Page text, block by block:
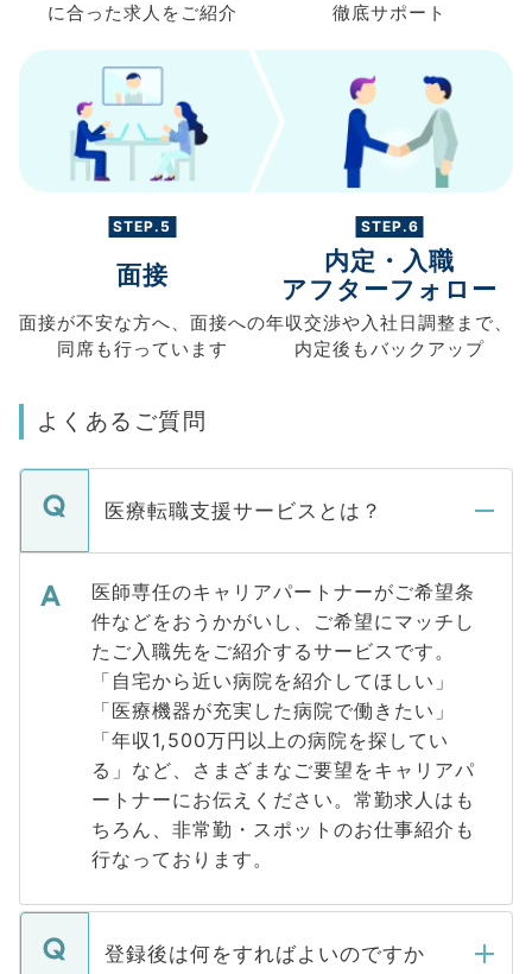
に合った求人を ご紹介
徹底サポート
STEP.5
面接
面接が不安な方へ、 面接への
同席も行っています
STEP.6
内定・入職
アフターフォロー
年収交渉や入社日調整まで、
内定後もバックアップ
よくあるご質問
医療転職支援サービスとは？
医師専任のキャリアパートナーがご希望条
件などをおうかがいし、ご希望にマッチし
たご入職先をご紹介するサービスです。
「自宅から近い病院を紹介してほしい」
「医療機器が充実した病院で働きたい」
「年収1,500万円以上の病院を探してい
る」など、さまざまなご要望をキャリアパ
ートナーにお伝えください。常勤求人はも
ちろん、非常勤・スポットのお仕事紹介も
行なっております。
登録後は何をすればよいのですか